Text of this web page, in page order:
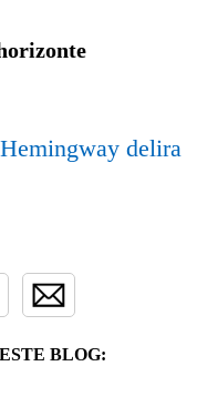
Hemingway delira
BLOG: